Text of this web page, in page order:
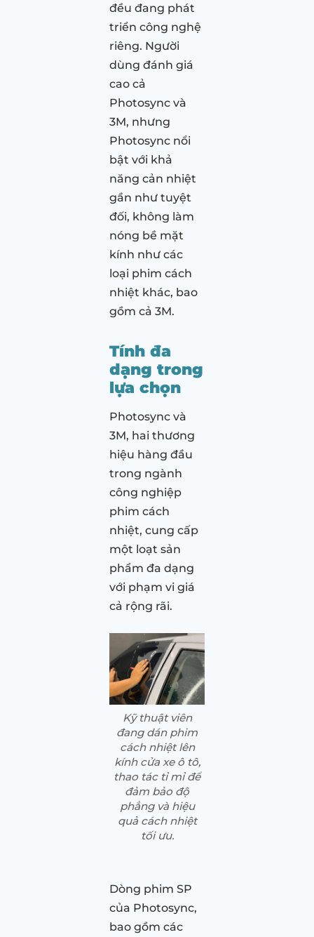
đều đang phát
triển công nghệ
riêng. Người
dùng đánh giá
cao cả
Photosync và
3M, nhưng
Photosync nổi
bật với khả
năng cản nhiệt
gần như tuyệt
đối, không làm
nóng bề mặt
kính như các
loại phim cách
nhiệt khác, bao
gồm cả 3M.
Tính đa
dạng trong
lựa chọn
Photosync và
3M, hai thương
hiệu hàng đầu
trong ngành
công nghiệp
phim cách
nhiệt, cung cấp
một loạt sản
phẩm đa dạng
với phạm vi giá
cả rộng rãi.
Kỹ thuật viên
đang dán phim
cách nhiệt lên
kính cửa xe ô tô,
thao tác tỉ mỉ để
đảm bảo độ
phẳng và hiệu
quả cách nhiệt
tối ưu.
Dòng phim SP
của Photosync,
bao gồm các